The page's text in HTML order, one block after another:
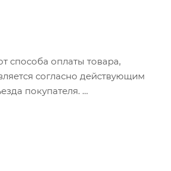
способа оплаты товара,
согласно действующим
покупателя.